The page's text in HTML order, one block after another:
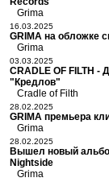
Grima
16.03.2025
GRIMA на обложке
Grima
03.03.2025
CRADLE OF FILTH -
"Кредлов"
Cradle of Filth
28.02.2025
GRIMA премьера
Grima
28.02.2025
Вышел новый
Nightside
Grima